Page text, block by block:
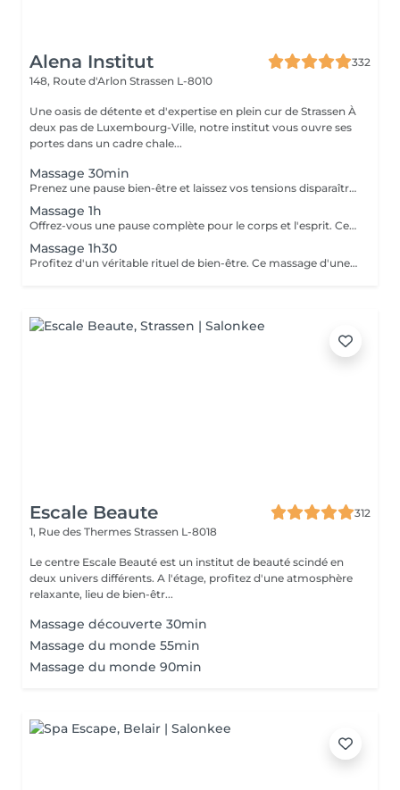
Alena Institut
332
148, Route d'Arlon Strassen L-8010
Une oasis de détente et d'expertise en plein cur de Strassen À
deux pas de Luxembourg-Ville, notre institut vous ouvre ses
portes dans un cadre chale...
Massage 30min
Prenez une pause bien-être et laissez vos tensions disparaître. Ce massage de 30 minutes détend les muscles, apaise l'esprit et vous procure une sensation de relaxation profonde. Un moment parfait pour retrouver énergie et sérénité.
Massage 1h
Offrez-vous une pause complète pour le corps et l'esprit. Ce massage d'une heure détend en profondeur les muscles, libère les tensions et procure une relaxation durable. Un moment idéal pour retrouver énergie, équilibre et bien-être.
Massage 1h30
Profitez d'un véritable rituel de bien-être. Ce massage d'une heure et demi offre une relaxation intense, soulage les tensions et revitalise le corps et l'esprit. Un moment privilégié pour se ressourcer pleinement et retrouver sérénité et vitalité.
Escale Beaute
312
1, Rue des Thermes Strassen L-8018
Le centre Escale Beauté est un institut de beauté scindé en
deux univers différents. A l'étage, profitez d'une atmosphère
relaxante, lieu de bien-êtr...
Massage découverte 30min
Massage du monde 55min
Massage du monde 90min